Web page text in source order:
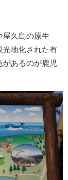
屋久島の原生
光地化された有
あるのが鹿児